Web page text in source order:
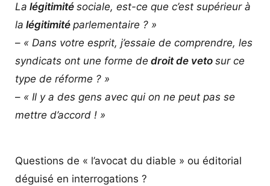
La légitimité sociale, est-ce que c’est supérieur à
la légitimité parlementaire ? »
– « Dans votre esprit, j’essaie de comprendre, les
syndicats ont une forme de droit de veto sur ce
type de réforme ? »
– « Il y a des gens avec qui on ne peut pas se
mettre d’accord ! »
Questions de « l’avocat du diable » ou éditorial
déguisé en interrogations ?